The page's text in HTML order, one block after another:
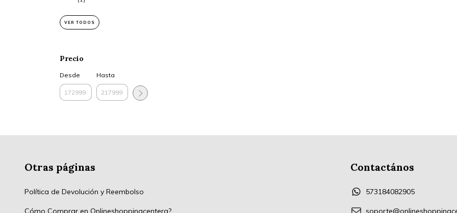
VER TODOS
Precio
Desde Hasta
Otras páginas
Política de Devolución y Reembolso
Cómo Comprar en Onlineshoppingcenterg?
Contactános
573184082905